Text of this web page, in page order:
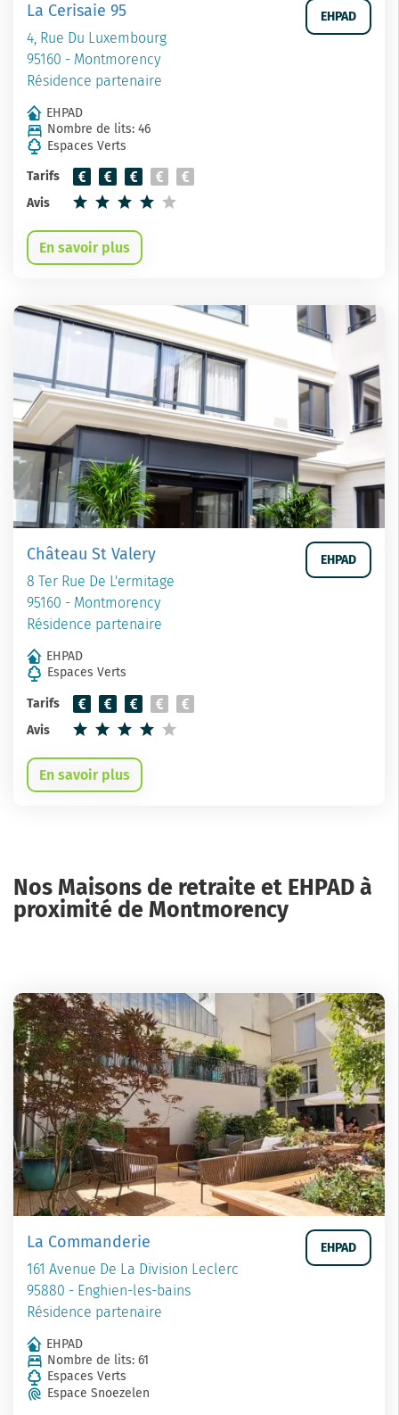
La Cerisaie 95
4, Rue Du Luxembourg
95160 - Montmorency
Résidence partenaire
EHPAD
EHPAD
Nombre de lits: 46
Espaces Verts
Tarifs
Avis
En savoir plus
Château St Valery
8 Ter Rue De L'ermitage
95160 - Montmorency
Résidence partenaire
EHPAD
EHPAD
Espaces Verts
Tarifs
Avis
En savoir plus
Nos Maisons de retraite et EHPAD à
proximité de Montmorency
La Commanderie
161 Avenue De La Division Leclerc
95880 - Enghien-les-bains
Résidence partenaire
EHPAD
EHPAD
Nombre de lits: 61
Espaces Verts
Espace Snoezelen